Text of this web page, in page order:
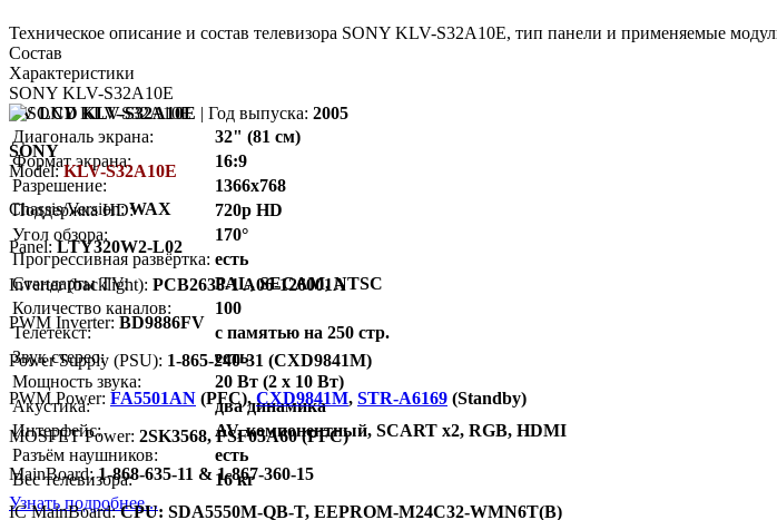
Техническое описание и состав телевизора SONY KLV-S32A10E, тип панели и применяемые
Состав
Характеристики
SONY KLV-S32A10E
TV LCD KLV-S32A10E | Год выпуска: 2005
Диагональ экрана:
32" (81 см)
Формат экрана:
16:9
Разрешение:
1366x768
Поддержка HD:
720p HD
Угол обзора:
170°
Прогрессивная развёртка: есть
Стандарты TV:
PAL, SECAM, NTSC
Количество каналов:
100
Телетекст:
с памятью на 250 стр.
Звук стерео:
есть
Мощность звука:
20 Вт (2 х 10 Вт)
Акустика:
два динамика
Интерфейс:
AV, компонентный, SCART x2, RGB, HDMI
Разъём наушников:
есть
Вес телевизора:
16 кг
Узнать подробнее...
SONY
Model:KLV-S32A10E
Chassis/Version:WAX
Panel:LTY320W2-L02
Inverter (backlight): PCB2638-1 A06-126001A
PWM Inverter: BD9886FV
Power Supply (PSU): 1-865-240-31 (CXD9841M)
PWM Power: FA5501AN (PFC), CXD9841M, STR-A6169 (Standby)
MOSFET Power: 2SK3568, FSF05A60 (PFC)
MainBoard:1-868-635-11 & 1-867-360-15
IC MainBoard:CPU: SDA5550M-QB-T, EEPROM-M24C32-WMN6T(B)